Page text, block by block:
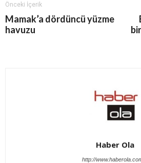
Önceki İçerik
Mamak’a dördüncü yüzme
havuzu
Haber Ola
http://